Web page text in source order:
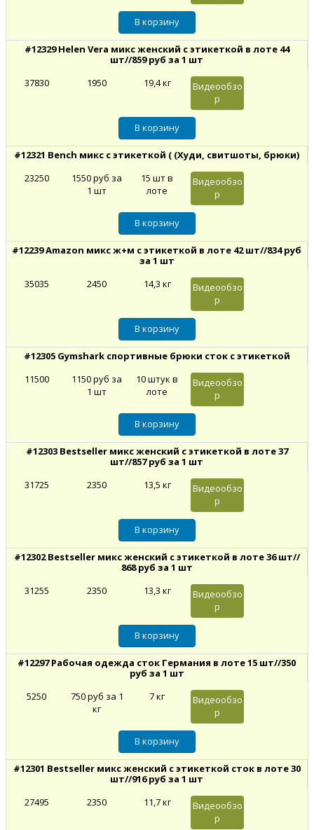
#12329 Helen Vera микс женский с этикеткой в лоте 44
шт//859 руб за 1 шт
37830
1950 19,4 кг
Видеообзо
р
#12321 Bench микс с этикеткой ( (Худи, свитшоты, брюки)
23250
1550 руб за
1 шт
15 шт в
лоте
Видеообзо
р
#12239 Amazon микс ж+м с этикеткой в лоте 42 шт//834 руб
за 1 шт
35035
2450 14,3 кг
Видеообзо
р
#12305 Gymshark спортивные брюки сток c этикеткой
11500
1150 руб за
1 шт
10 штук в
лоте
Видеообзо
р
#12303 Bestseller микс женский с этикеткой в лоте 37
шт//857 руб за 1 шт
31725
2350 13,5 кг
Видеообзо
р
#12302 Bestseller микс женский с этикеткой в лоте 36 шт//
868 руб за 1 шт
31255
2350 13,3 кг
Видеообзо
р
#12297 Рабочая одежда сток Германия в лоте 15 шт//350
руб за 1 шт
5250
750 руб за 1
кг
7 кг
Видеообзо
р
#12301 Bestseller микс женский с этикеткой сток в лоте 30
шт//916 руб за 1 шт
27495
2350 11,7 кг
Видеообзо
р